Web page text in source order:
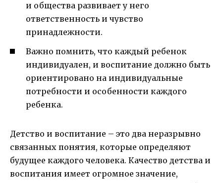
и общества развивает у него
ответственность и чувство
принадлежности.
Важно помнить, что каждый ребенок
индивидуален, и воспитание должно быть
ориентировано на индивидуальные
потребности и особенности каждого
ребенка.
Детство и воспитание – это два неразрывно
связанных понятия, которые определяют
будущее каждого человека. Качество детства и
воспитания имеет огромное значение,